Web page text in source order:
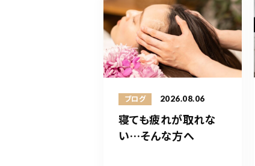
ブログ 2026.08.06
寝ても疲れが取れな
い…そんな方へ